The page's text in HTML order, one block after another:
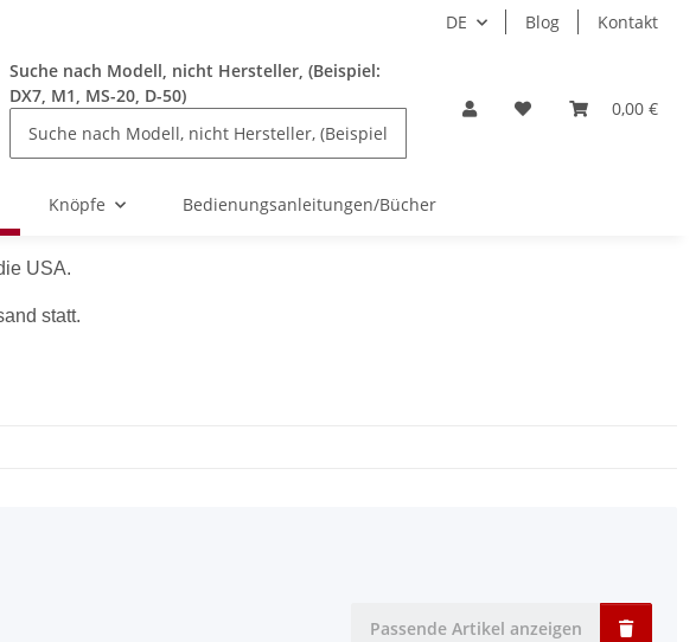
DE Blog Kontakt
Suche nach Modell, nicht Hersteller, (Beispiel:
DX7, M1, MS-20, D-50)
0,00 €
Knöpfe Bedienungsanleitungen/Bücher
USA.
statt.
Passende Artikel anzeigen